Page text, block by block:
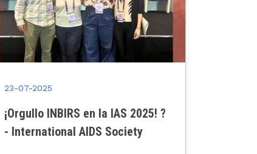
23-07-2025
¡Orgullo INBIRS en la IAS 2025! ?
- International AIDS Society